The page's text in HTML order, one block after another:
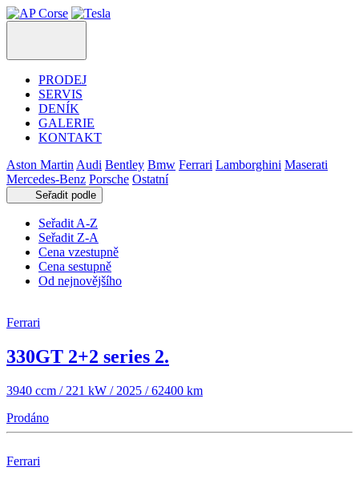
PRODEJ
SERVIS
DENÍK
GALERIE
KONTAKT
Aston Martin Audi Bentley Bmw Ferrari Lamborghini Maserati
Mercedes-Benz Porsche Ostatní
Seřadit podle
Seřadit A-Z
Seřadit Z-A
Cena vzestupně
Cena sestupně
Od nejnovějšího
Ferrari
330GT 2+2 series 2.
3940 ccm / 221 kW / 2025 / 62400 km
Prodáno
Ferrari